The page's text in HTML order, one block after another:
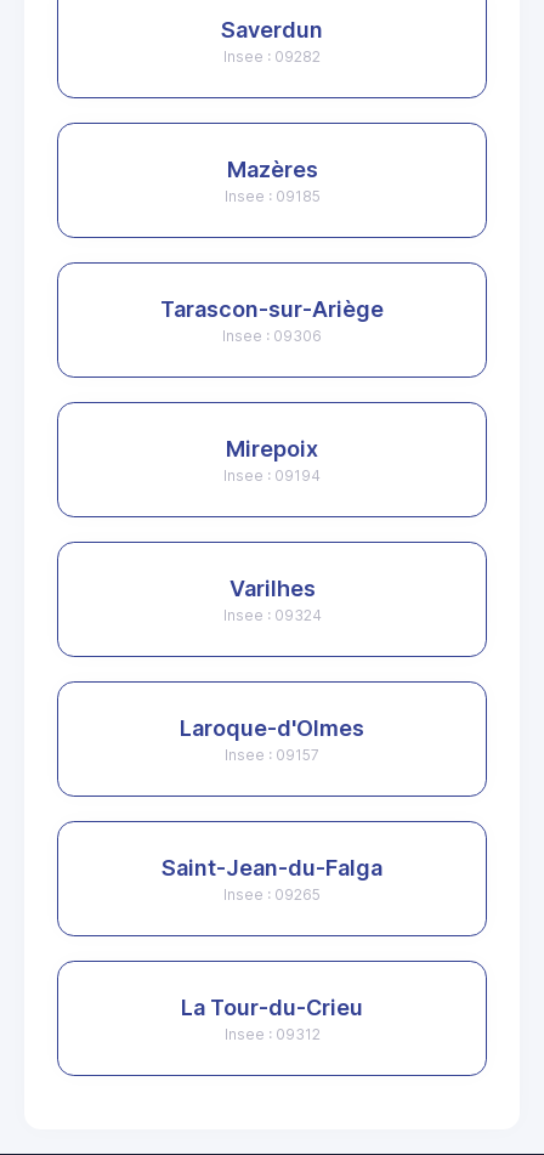
Saverdun
Insee : 09282
Mazères
Insee : 09185
Tarascon-sur-Ariège
Insee : 09306
Mirepoix
Insee : 09194
Varilhes
Insee : 09324
Laroque-d'Olmes
Insee : 09157
Saint-Jean-du-Falga
Insee : 09265
La Tour-du-Crieu
Insee : 09312